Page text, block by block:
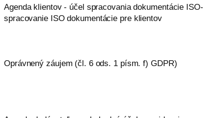
Agenda klientov - účel spracovania dokumentácie ISO-
spracovanie ISO dokumentácie pre klientov
Oprávnený záujem (čl. 6 ods. 1 písm. f) GDPR)